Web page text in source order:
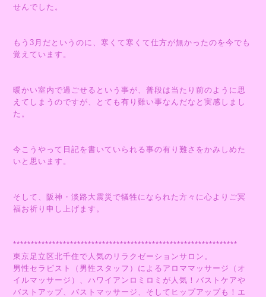
せんでした。
もう3月だというのに、寒くて寒くて仕方が無かったのを今でも
覚えています。
暖かい室内で過ごせるという事が、普段は当たり前のように思
えてしまうのですが、とても有り難い事なんだなと実感しまし
た。
今こうやって日記を書いていられる事の有り難さをかみしめた
いと思います。
そして、阪神・淡路大震災で犠牲になられた方々に心よりご冥
福お祈り申し上げます。
***************************************************************
東京足立区北千住で人気のリラクゼーションサロン。
男性セラピスト（男性スタッフ）によるアロママッサージ（オ
イルマッサージ）、ハワイアンロミロミが人気！バストケアや
バストアップ、バストマッサージ、そしてヒップアップも！エ